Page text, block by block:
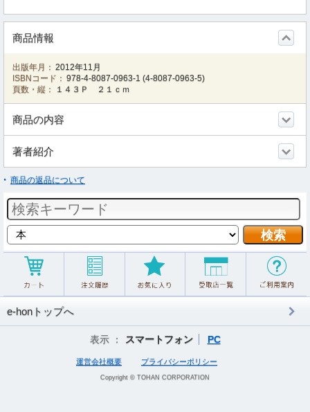
商品情報
出版年月： 2012年11月
ISBNコード： 978-4-8087-0963-1 (4-8087-0963-5)
頁数・縦：
１４３Ｐ ２１ｃｍ
商品の内容
著者紹介
商品の返品について
e-honトップへ
表示 ： スマートフォン PC
運営会社概要 プライバシーポリシー
Copyright © TOHAN CORPORATION